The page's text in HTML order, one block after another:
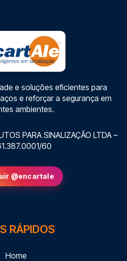
e soluções eficientes para
e reforçar a segurança em
ambientes.
PARA SINALIZAÇÃO LTDA –
60
@encartale
RÁPIDOS
Home